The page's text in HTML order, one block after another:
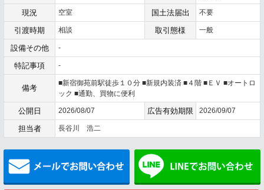
現況 空室 国土法届出 不要
引渡時期 相談 取引態様 一般
設備その他 -
特記事項 -
備考
■新宿御苑前駅徒歩１０分 ■新規内装済 ■４階 ■ＥＶ ■オートロ
ック ■通勤、買物に便利
公開日 2026/08/07 広告有効期限 2026/09/07
担当者 長谷川 浩二
メールでお問い合わせ